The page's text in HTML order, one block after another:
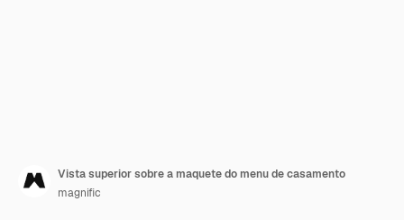
Vista superior sobre a maquete do menu de casamento
magnific